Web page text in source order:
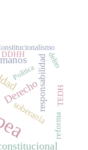
Derecho
soberanía
responsabilidad
reforma
TEDH
Política
delito
DDHH